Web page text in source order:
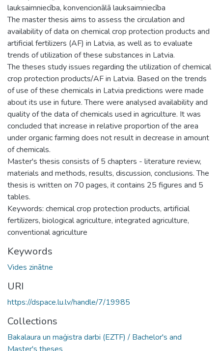
lauksaimniecība, konvencionālā lauksaimniecība
The master thesis aims to assess the circulation and
availability of data on chemical crop protection products and
artificial fertilizers (AF) in Latvia, as well as to evaluate
trends of utilization of these substances in Latvia.
The theses study issues regarding the utilization of chemical
crop protection products/AF in Latvia. Based on the trends
of use of these chemicals in Latvia predictions were made
about its use in future. There were analysed availability and
quality of the data of chemicals used in agriculture. It was
concluded that increase in relative proportion of the area
under organic farming does not result in decrease in amount
of chemicals.
Master's thesis consists of 5 chapters - literature review,
materials and methods, results, discussion, conclusions. The
thesis is written on 70 pages, it contains 25 figures and 5
tables.
Keywords: chemical crop protection products, artificial
fertilizers, biological agriculture, integrated agriculture,
conventional agriculture
Keywords
Vides zinātne
URI
https://dspace.lu.lv/handle/7/19985
Collections
Bakalaura un maģistra darbi (EZTF) / Bachelor's and